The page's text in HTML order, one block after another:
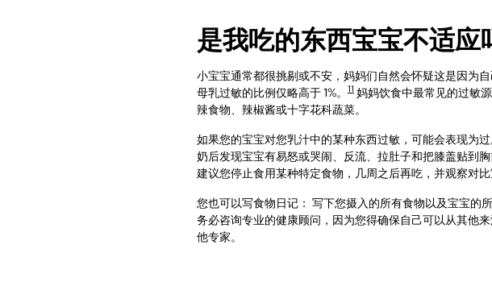
是我吃的东西宝宝不适应
小宝宝通常都很挑剔或不安，妈妈们自然会怀疑这是因为
母乳过敏的比例仅略高于 1%。
11 妈妈饮食中最常见的过敏
辣食物、辣椒酱或十字花科蔬菜。
如果您的宝宝对您乳汁中的某种东西过敏，可能会表现为
奶后发现宝宝有易怒或哭闹、反流、拉肚子和把膝盖贴到
建议您停止食用某种特定食物，几周之后再吃，并观察对比
您也可以写食物日记： 写下您摄入的所有食物以及宝宝的
务必咨询专业的健康顾问，因为您得确保自己可以从其他
他专家。